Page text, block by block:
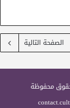
الصفحة التالية